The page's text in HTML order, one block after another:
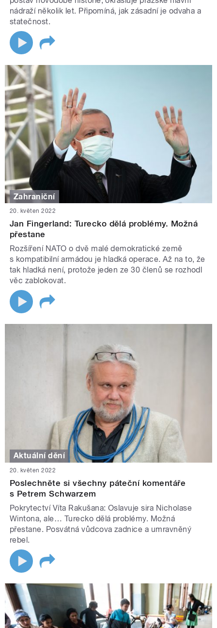
nádraží několik let. Připomíná, jak zásadní je odvaha a
statečnost.
Zahraniční
20. květen 2022
Jan Fingerland: Turecko dělá problémy. Možná
přestane
Rozšíření NATO o dvě malé demokratické země
s kompatibilní armádou je hladká operace. Až na to, že
tak hladká není, protože jeden ze 30 členů se rozhodl
věc zablokovat.
Aktuální dění
20. květen 2022
Poslechněte si všechny páteční komentáře
s Petrem Schwarzem
Pokrytectví Víta Rakušana: Oslavuje sira Nicholase
Wintona, ale… Turecko dělá problémy. Možná
přestane. Posvátná vůdcova zadnice a umravněný
rebel.